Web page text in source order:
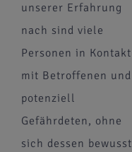
unserer Erfahrung
nach sind viele
Personen in Kontakt
mit Betroffenen und
potenziell
Gefährdeten, ohne
sich dessen bewusst